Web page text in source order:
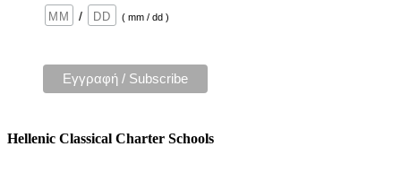
/
( mm / dd )
Hellenic Classical Charter Schools